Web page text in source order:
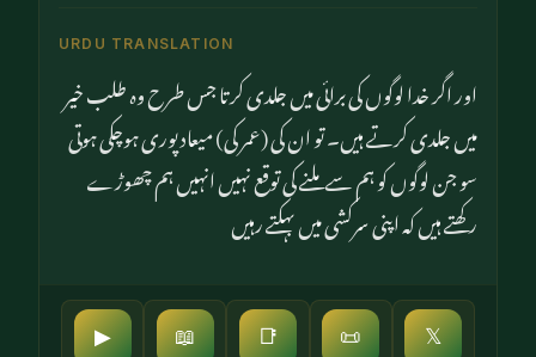
URDU TRANSLATION
اور اگر خدا لوگوں کی برائی میں جلدی کرتا جس طرح وہ طلب خیر
میں جلدی کرتے ہیں۔ تو ان کی (عمر کی) میعاد پوری ہوچکی ہوتی
سو جن لوگوں کو ہم سے ملنے کی توقع نہیں انہیں ہم چھوڑے
رکھتے ہیں کہ اپنی سرکشی میں بہکتے رہیں
▶ 📖 📑 📜 𝕏